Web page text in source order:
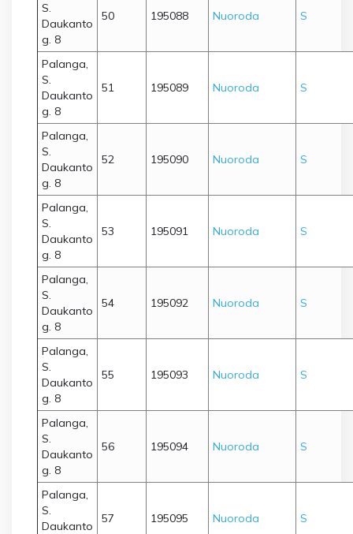
S.
Daukanto
g. 8
50 195088 Nuoroda S
Palanga,
S.
Daukanto
g. 8
51 195089 Nuoroda S
Palanga,
S.
Daukanto
g. 8
52 195090 Nuoroda S
Palanga,
S.
Daukanto
g. 8
53 195091 Nuoroda S
Palanga,
S.
Daukanto
g. 8
54 195092 Nuoroda S
Palanga,
S.
Daukanto
g. 8
55 195093 Nuoroda S
Palanga,
S.
Daukanto
g. 8
56 195094 Nuoroda S
Palanga,
S.
Daukanto
57 195095 Nuoroda S